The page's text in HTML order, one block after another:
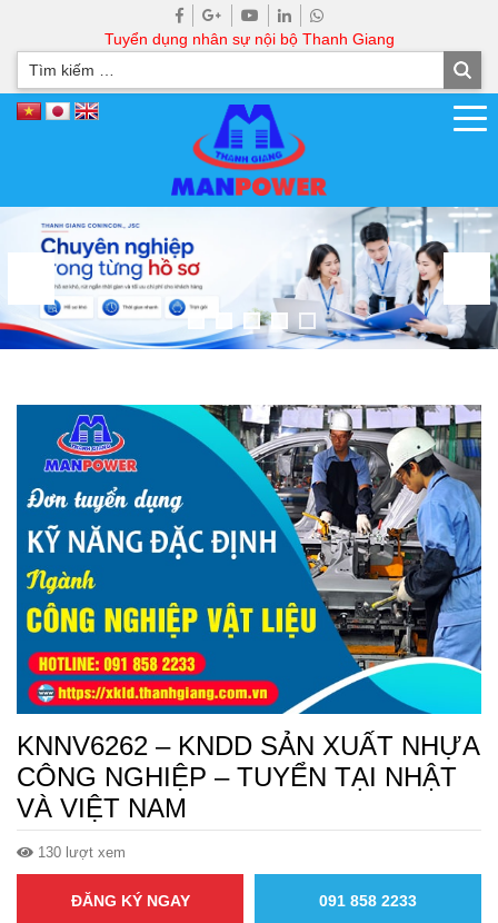
Tuyển dụng nhân sự nội bộ Thanh Giang
KNNV6262 – KNDD SẢN XUẤT NHỰA
CÔNG NGHIỆP – TUYỂN TẠI NHẬT
VÀ VIỆT NAM
130 lượt xem
ĐĂNG KÝ NGAY 091 858 2233